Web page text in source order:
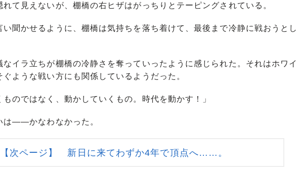
て見えないが、棚橋の右ヒザはがっちりとテーピングされている。
聞かせるように、棚橋は気持ちを落ち着けて、最後まで冷静に戦おうとし
ラ立ちが棚橋の冷静さを奪っていったように感じられた。それはホワイ
ぐような戦い方にも関係しているようだった。
ものではなく、動かしていくもの。時代を動かす！」
――かなわなかった。
【次ページ】 新日に来てわずか4年で頂点へ……。